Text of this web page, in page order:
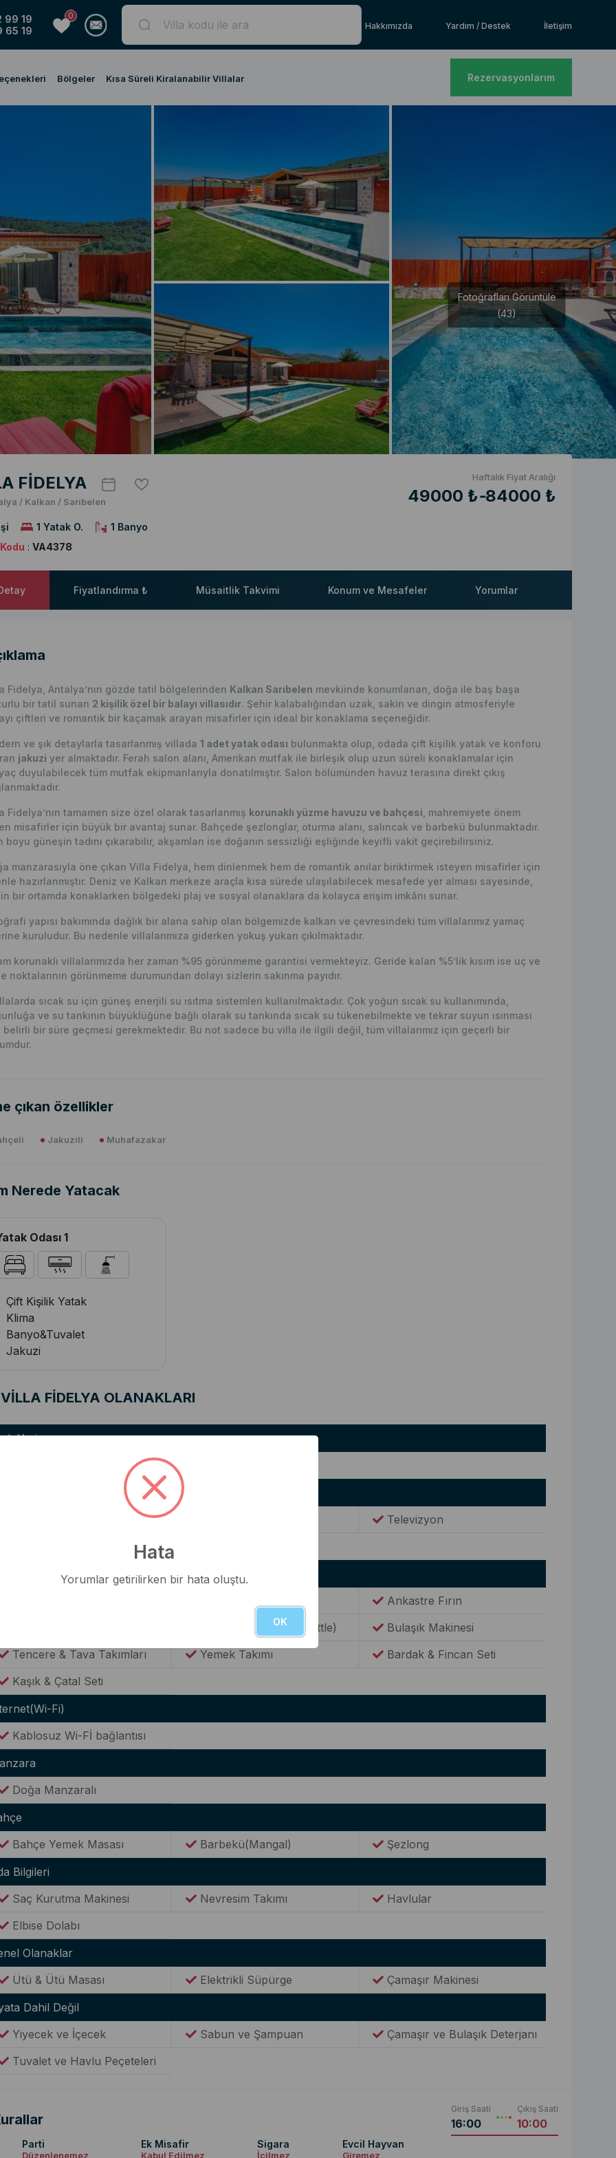
99 19
65 19
0
Hakkımızda
Yardım / Destek İletişim
Bölgeler Kısa Süreli Kiralanabilir Villalar Rezervasyonlarım
Fotoğrafları Görüntüle
(43)
FİDELYA
/ Kalkan / Sarıbelen
Haftalık Fiyat Aralığı
49000 ₺-84000 ₺
1 Yatak O.
1 Banyo
: VA4378
Fiyatlandırma ₺ Müsaitlik Takvimi Konum ve Mesafeler Yorumlar
Fidelya, Antalya’nın gözde tatil bölgelerinden Kalkan Sarıbelen mevkiinde konumlanan, doğa ile baş başa
bir tatil sunan 2 kişilik özel bir balayı villasıdır. Şehir kalabalığından uzak, sakin ve dingin atmosferiyle
çiftleri ve romantik bir kaçamak arayan misafirler için ideal bir konaklama seçeneğidir.
ve şık detaylarla tasarlanmış villada 1 adet yatak odası bulunmakta olup, odada çift kişilik yatak ve konforu
jakuzi yer almaktadır. Ferah salon alanı, Amerikan mutfak ile birleşik olup uzun süreli konaklamalar için
duyulabilecek tüm mutfak ekipmanlarıyla donatılmıştır. Salon bölümünden havuz terasına direkt çıkış
Fidelya’nın tamamen size özel olarak tasarlanmış korunaklı yüzme havuzu ve bahçesi , mahremiyete önem
misafirler için büyük bir avantaj sunar. Bahçede şezlonglar, oturma alanı, salıncak ve barbekü bulunmaktadır.
boyu güneşin tadını çıkarabilir, akşamları ise doğanın sessizliği eşliğinde keyifli vakit geçirebilirsiniz.
manzarasıyla öne çıkan Villa Fidelya, hem dinlenmek hem de romantik anılar biriktirmek isteyen misafirler için
hazırlanmıştır. Deniz ve Kalkan merkeze araçla kısa sürede ulaşılabilecek mesafede yer alması sayesinde,
bir ortamda konaklarken bölgedeki plaj ve sosyal olanaklara da kolayca erişim imkânı sunar.
yapısı bakımında dağlık bir alana sahip olan bölgemizde kalkan ve çevresindeki tüm villalarımız yamaç
kuruludur. Bu nedenle villalarımıza giderken yokuş yukarı çıkılmaktadır.
korunaklı villalarımızda her zaman %95 görünmeme garantisi vermekteyiz. Geride kalan %5’lik kısım ise uç ve
noktalarının görünmeme durumundan dolayı sizlerin sakınma payıdır.
sıcak su için güneş enerjili su ısıtma sistemleri kullanılmaktadır. Çok yoğun sıcak su kullanımında,
ve su tankının büyüklüğüne bağlı olarak su tankında sıcak su tükenebilmekte ve tekrar suyun ısınması
belirli bir süre geçmesi gerekmektedir. Bu not sadece bu villa ile ilgili değil, tüm villalarımız için geçerli bir
çıkan özellikler
Jakuzili Muhafazakar
Nerede Yatacak
Odası 1
Çift Kişilik Yatak
Klima
Banyo&Tuvalet
Jakuzi
VİLLA FİDELYA OLANAKLARI
Yeri
Televizyon
Ankastre Fırın
Elektrikli Su Isıtıcısı(Kettle)
Bulaşık Makinesi
Tencere & Tava Takımları
Yemek Takımı
Bardak & Fincan Seti
Kaşık & Çatal Seti
Fi)
Kablosuz Wi-Fİ bağlantısı
Doğa Manzaralı
Bahçe Yemek Masası
Barbekü(Mangal)
Şezlong
Bilgileri
Saç Kurutma Makinesi
Nevresim Takımı
Havlular
Elbise Dolabı
Olanaklar
Ütü & Ütü Masası
Elektrikli Süpürge
Çamaşır Makinesi
Dahil Değil
Yiyecek ve İçecek
Sabun ve Şampuan
Çamaşır ve Bulaşık Deterjanı
Tuvalet ve Havlu Peçeteleri
Giriş Saati
16:00
Çıkış Saati
10:00
Parti
Düzenlenemez
Ek Misafir
Kabul Edilmez
Sigara
İçilmez
Evcil Hayvan
Giremez
Hata
Yorumlar getirilirken bir hata oluştu.
OK